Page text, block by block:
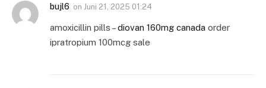
bujl6 on Juni 21, 2025 01:24
amoxicillin pills –diovan 160mg canada order
ipratropium 100mcg sale